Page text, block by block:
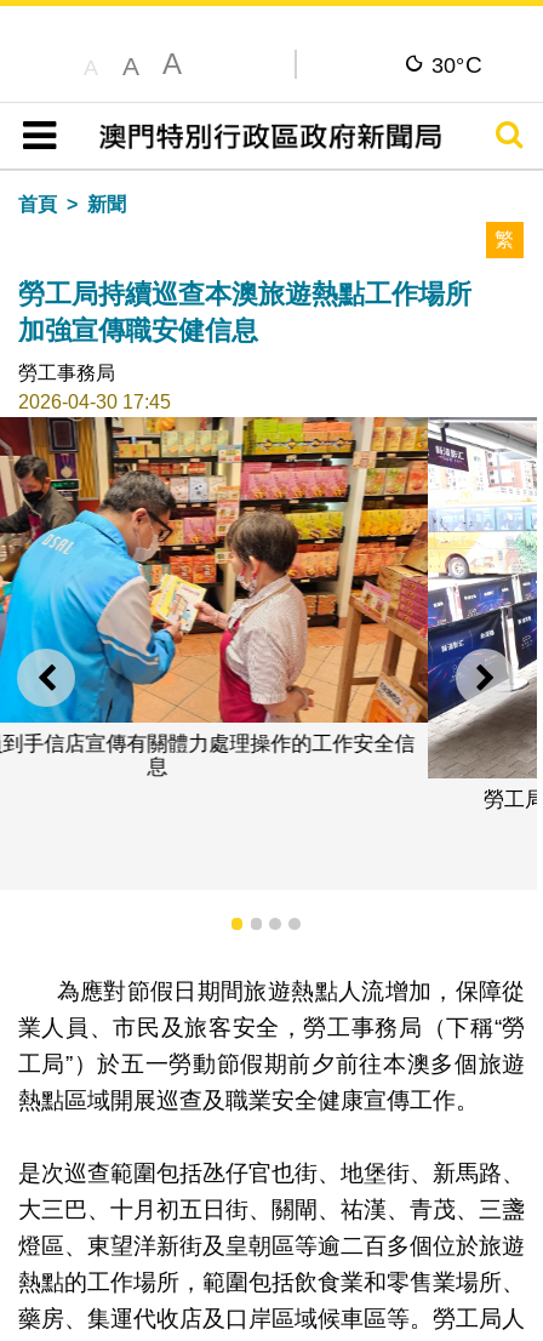
A A A 30°C
目錄
搜尋
首頁
新聞
繁
勞工局持續巡查本澳旅遊熱點工作場所
加強宣傳職安健信息
勞工事務局
2026-04-30 17:45
上一則 下一
勞工局人員到關閘口岸區域候車區宣傳預防中暑
信
1 2 3 4
為應對節假日期間旅遊熱點人流增加，保障從
業人員、市民及旅客安全，勞工事務局（下稱“勞
工局”）於五一勞動節假期前夕前往本澳多個旅遊
熱點區域開展巡查及職業安全健康宣傳工作。
是次巡查範圍包括氹仔官也街、地堡街、新馬路、
大三巴、十月初五日街、關閘、祐漢、青茂、三盞
燈區、東望洋新街及皇朝區等逾二百多個位於旅遊
熱點的工作場所，範圍包括飲食業和零售業場所、
藥房、集運代收店及口岸區域候車區等。勞工局人